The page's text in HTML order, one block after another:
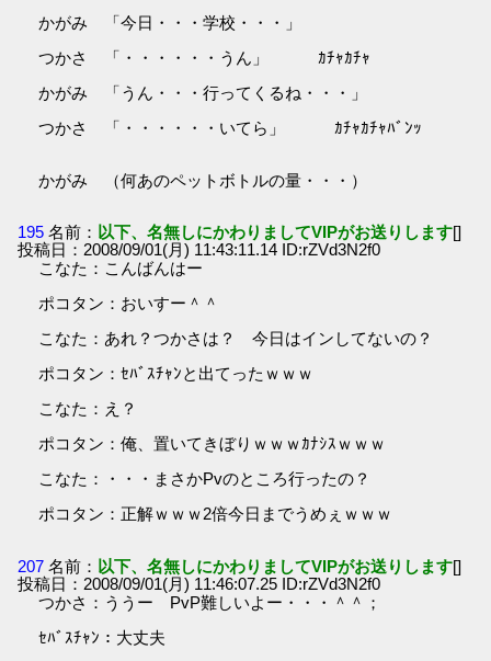
かがみ 「今日・・・学校・・・」
つかさ 「・・・・・・うん」 ｶﾁｬｶﾁｬ
かがみ 「うん・・・行ってくるね・・・」
つかさ 「・・・・・・いてら」 ｶﾁｬｶﾁｬﾊﾞﾝｯ
かがみ （何あのペットボトルの量・・・）
195 名前： 以下、名無しにかわりましてVIPがお送りします[]
投稿日：2008/09/01(月) 11:43:11.14 ID:rZVd3N2f0
こなた：こんばんはー
ポコタン：おいすー＾＾
こなた：あれ？つかさは？ 今日はインしてないの？
ポコタン：ｾﾊﾞｽﾁｬﾝと出てったｗｗｗ
こなた：え？
ポコタン：俺、置いてきぼりｗｗｗｶﾅｼｽｗｗｗ
こなた：・・・まさかPvのところ行ったの？
ポコタン：正解ｗｗｗ2倍今日までうめぇｗｗｗ
207 名前： 以下、名無しにかわりましてVIPがお送りします[]
投稿日：2008/09/01(月) 11:46:07.25 ID:rZVd3N2f0
つかさ：ううー PvP難しいよー・・・＾＾；
ｾﾊﾞｽﾁｬﾝ：大丈夫